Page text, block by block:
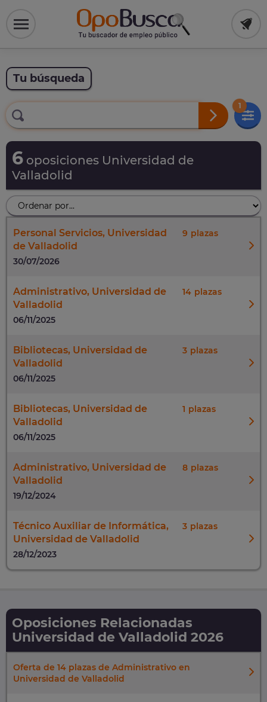
Tu búsqueda
1
6 oposiciones Universidad de
Valladolid
Personal Servicios, Universidad
de Valladolid
9
30/07/2026
Administrativo, Universidad de
Valladolid
14
06/11/2025
Bibliotecas, Universidad de
Valladolid
3
06/11/2025
Bibliotecas, Universidad de
Valladolid
1
06/11/2025
Administrativo, Universidad de
Valladolid
8
19/12/2024
Técnico Auxiliar de Informática,
Universidad de Valladolid
3
28/12/2023
Oposiciones Relacionadas
Universidad de Valladolid 2026
Oferta de 14 plazas de Administrativo en
Universidad de Valladolid